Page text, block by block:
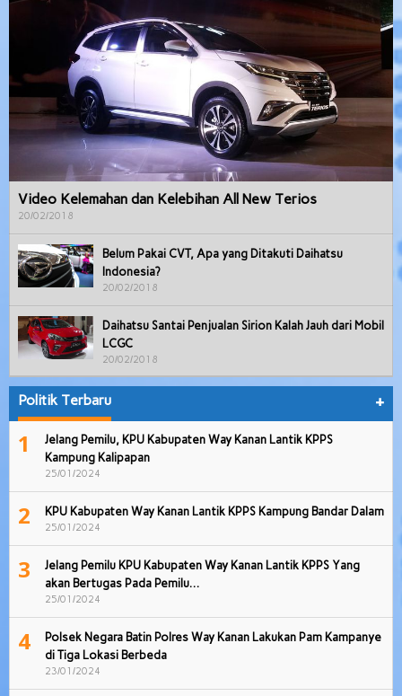
Video Kelemahan dan Kelebihan All New Terios
20/02/2018
Belum Pakai CVT, Apa yang Ditakuti Daihatsu
Indonesia?
20/02/2018
Daihatsu Santai Penjualan Sirion Kalah Jauh dari Mobil
LCGC
20/02/2018
Politik Terbaru +
1
Jelang Pemilu, KPU Kabupaten Way Kanan Lantik KPPS
Kampung Kalipapan
25/01/2024
2 KPU Kabupaten Way Kanan Lantik KPPS Kampung Bandar Dalam
25/01/2024
3
Jelang Pemilu KPU Kabupaten Way Kanan Lantik KPPS Yang
akan Bertugas Pada Pemilu…
25/01/2024
4
Polsek Negara Batin Polres Way Kanan Lakukan Pam Kampanye
di Tiga Lokasi Berbeda
23/01/2024